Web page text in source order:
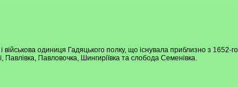
військова одиниця Гадяцького полку, що існувала приблизно з 1652-
Павлiвка, Павловочка, Шингирiївка та слобода Семенiвка.